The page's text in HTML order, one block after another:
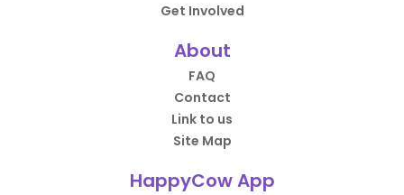
Get Involved
About
FAQ
Contact
Link to us
Site Map
HappyCow App